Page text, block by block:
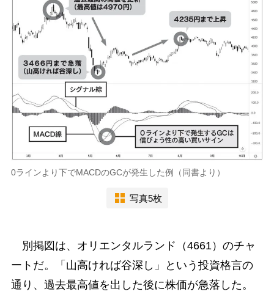
0ラインより下でMACDのGCが発生した例（同書より）
写真5枚
別掲図は、オリエンタルランド（4661）のチャ
ートだ。「山高ければ谷深し」という投資格言の
通り、過去最高値を出した後に株価が急落した。